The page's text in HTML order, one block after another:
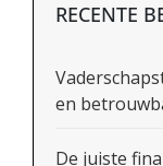
RECENTE
en
De juiste